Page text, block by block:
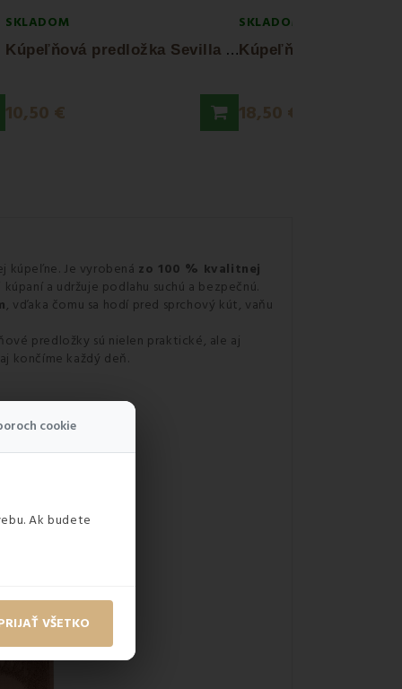
cookie
Ak budete
VŠETKO
SKLADOM
K
úpeľňová predložka Sevilla krémová EMI
10,50 €
SKLADOM
18,50 €
Je vyrobená zo 100 % kvalitnej
a udržuje podlahu suchú a bezpečnú.
, vďaka čomu sa hodí pred sprchový kút, vaňu
predložky sú nielen praktické, ale aj
končíme každý deň.